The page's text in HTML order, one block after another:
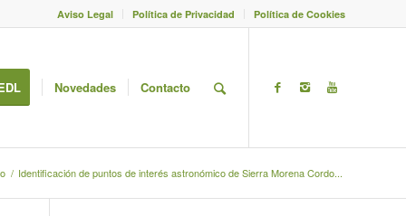
Aviso Legal Política de Privacidad Política de Cookies
Novedades Contacto
/ Identificación de puntos de interés astronómico de Sierra Morena Cordo...